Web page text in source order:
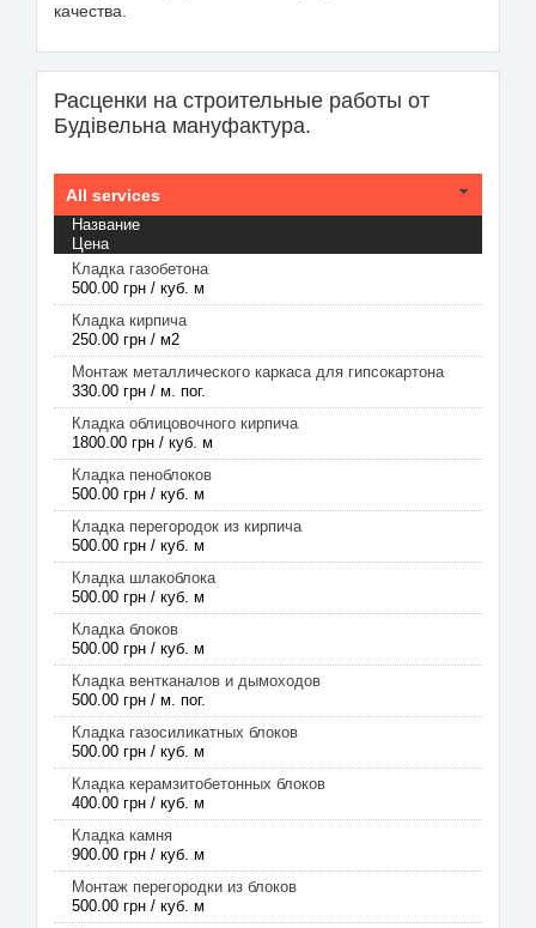
качества.
Расценки на строительные работы от
Будівельна мануфактура.
All services
Название
Цена
Кладка газобетона
500.00 грн / куб. м
Кладка кирпича
250.00 грн / м2
Монтаж металлического каркаса для гипсокартона
330.00 грн / м. пог.
Кладка облицовочного кирпича
1800.00 грн / куб. м
Кладка пеноблоков
500.00 грн / куб. м
Кладка перегородок из кирпича
500.00 грн / куб. м
Кладка шлакоблока
500.00 грн / куб. м
Кладка блоков
500.00 грн / куб. м
Кладка вентканалов и дымоходов
500.00 грн / м. пог.
Кладка газосиликатных блоков
500.00 грн / куб. м
Кладка керамзитобетонных блоков
400.00 грн / куб. м
Кладка камня
900.00 грн / куб. м
Монтаж перегородки из блоков
500.00 грн / куб. м